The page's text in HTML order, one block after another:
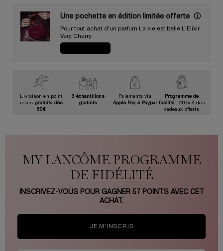
Une pochette en édition limitée offerte​ ​ ⓘ
Pour tout achat d'un parfum La vie est belle L'Elixir
Very Cherry​
Livraison en point
relais gratuite dès
60€
3 échantillons
gratuits
Paiements via
Apple Pay & Paypal
Programme de
fidélité : 20% & des
cadeaux offerts
MY LANCÔME PROGRAMME
DE FIDÉLITÉ
INSCRIVEZ-VOUS POUR GAGNER 57 POINTS AVEC CET
ACHAT.
JE M’INSCRIS